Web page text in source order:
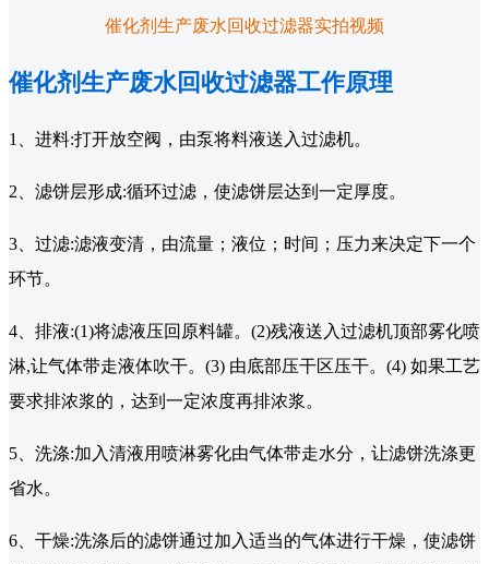
催化剂生产废水回收过滤器实拍视频
催化剂生产废水回收过滤器工作原理
1、进料:打开放空阀，由泵将料液送入过滤机。
2、滤饼层形成:循环过滤，使滤饼层达到一定厚度。
3、过滤:滤液变清，由流量；液位；时间；压力来决定下一个
环节。
4、排液:(1)将滤液压回原料罐。(2)残液送入过滤机顶部雾化喷
淋,让气体带走液体吹干。(3) 由底部压干区压干。(4) 如果工艺
要求排浓浆的，达到一定浓度再排浓浆。
5、洗涤:加入清液用喷淋雾化由气体带走水分，让滤饼洗涤更
省水。
6、干燥:洗涤后的滤饼通过加入适当的气体进行干燥，使滤饼